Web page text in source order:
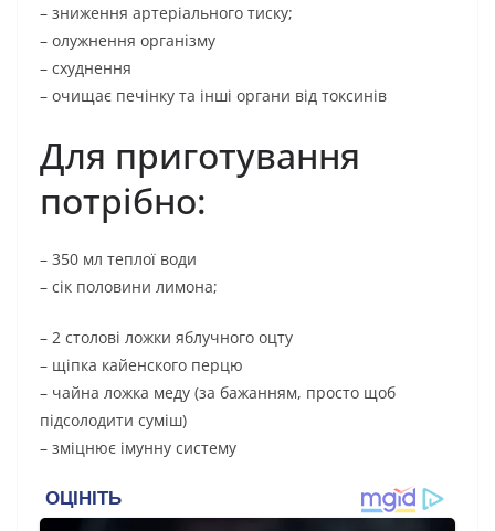
– зниження артеріального тиску;
– олужнення організму
– схуднення
– очищає печінку та інші органи від токсинів
Для приготування
потрібно:
– 350 мл теплої води
– сік половини лимона;
– 2 столові ложки яблучного оцту
– щіпка кайенского перцю
– чайна ложка меду (за бажанням, просто щоб
підсолодити суміш)
– зміцнює імунну систему